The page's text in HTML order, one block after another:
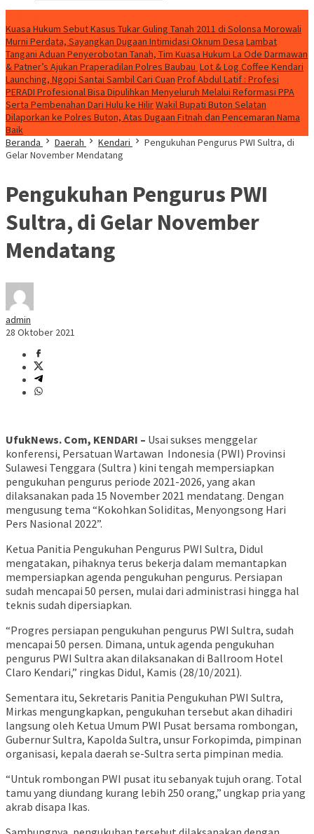
Kuasa Hukum Sebut Kasus Tukar Guling Tanah 2011 di Solonsa Morowali
Murni Perdata, Sayangkan Dugaan Intimidasi Oknum Desa Lambat
Tangani Aduan Penyerobotan Tanah, Tim Kuasa Hukum La Ode Darmawan
& Patner’s Ajukan Praperadilan Polres Baubau Lot & Log Coffee Kendari
Launching, Ngopi Santai Sambil Cari Cuan Prof Abdul Latif : Profesi
PERADI Profesional Bisa Dipulihkan Menyeluruh Melalui Reformasi PPA
Serta Pembenahan Dari Hulu ke HilirWakil Bupati Buton Selatan
Dilaporkan ke Polres Buton, Atas Dugaan Fitnah dan Pencemaran Nama
Baik
Beranda
Daerah Kendari
Pengukuhan Pengurus PWI Sultra, di
Gelar November Mendatang
Pengukuhan Pengurus PWI
Sultra, di Gelar November
Mendatang
admin
28 Oktober 2021
UfukNews. Com, KENDARI – Usai sukses menggelar
konferensi, Persatuan Wartawan Indonesia (PWI) Provinsi
Sulawesi Tenggara (Sultra ) kini tengah mempersiapkan
pengukuhan pengurus periode 2021-2026, yang akan
dilaksanakan pada 15 November 2021 mendatang. Dengan
mengusung tema “Kokohkan Soliditas, Menyongsong Hari
Pers Nasional 2022”.
Ketua Panitia Pengukuhan Pengurus PWI Sultra, Didul
mengatakan, pihaknya terus bekerja dalam memantapkan
mempersiapkan agenda pengukuhan pengurus. Persiapan
sudah mencapai 50 persen, mulai dari administrasi hingga hal
teknis sudah dipersiapkan.
“Progres persiapan pengukuhan pengurus PWI Sultra, sudah
mencapai 50 persen. Dimana, untuk agenda pengukuhan
pengurus PWI Sultra akan dilaksanakan di Ballroom Hotel
Claro Kendari,” ringkas Didul, Kamis (28/10/2021).
Sementara itu, Sekretaris Panitia Pengukuhan PWI Sultra,
Mirkas mengungkapkan, pengukuhan tersebut akan dihadiri
langsung oleh Ketua Umum PWI Pusat bersama rombongan,
Gubernur Sultra, Kapolda Sultra, unsur Forkopimda, pimpinan
organisasi, kepala daerah se-Sultra serta pimpinan media.
“Untuk rombongan PWI pusat itu sebanyak tujuh orang. Total
tamu yang diundang kurang lebih 250 orang,” ungkap pria yang
akrab disapa Ikas.